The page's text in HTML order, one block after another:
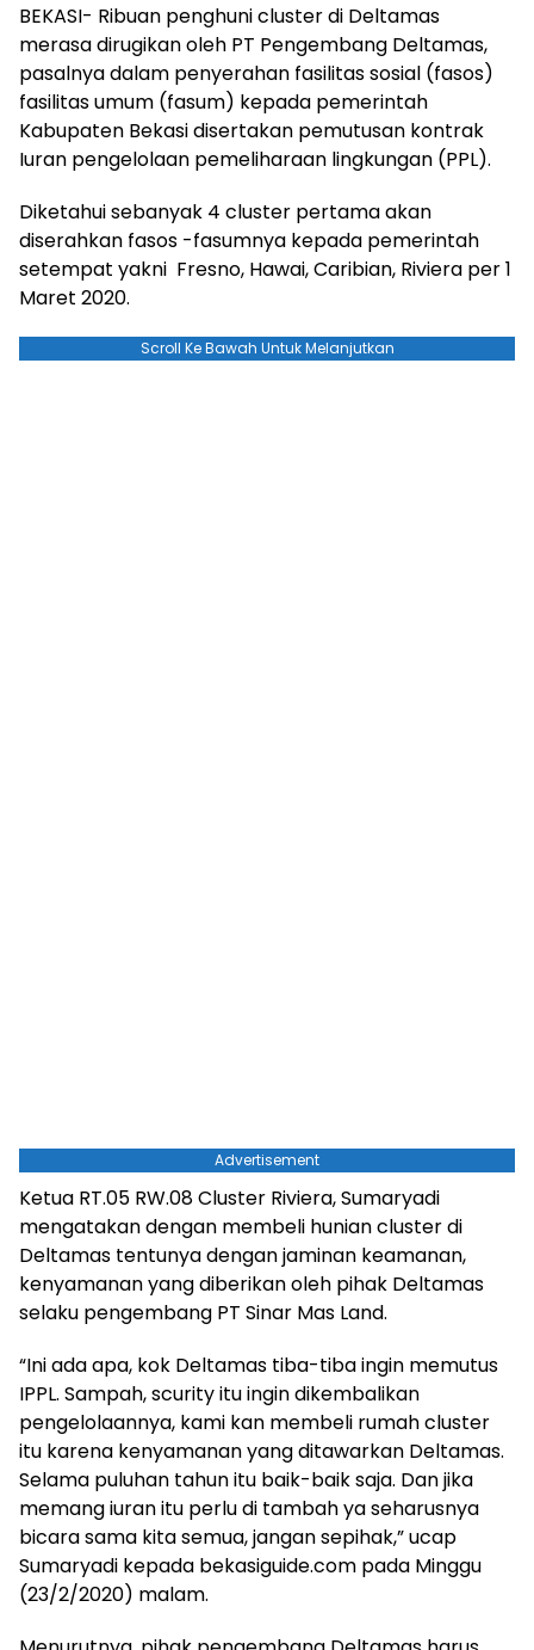
BEKASI- Ribuan penghuni cluster di Deltamas
merasa dirugikan oleh PT Pengembang Deltamas,
pasalnya dalam penyerahan fasilitas sosial (fasos)
fasilitas umum (fasum) kepada pemerintah
Kabupaten Bekasi disertakan pemutusan kontrak
Iuran pengelolaan pemeliharaan lingkungan (PPL).
Diketahui sebanyak 4 cluster pertama akan
diserahkan fasos -fasumnya kepada pemerintah
setempat yakni Fresno, Hawai, Caribian, Riviera per 1
Maret 2020.
Scroll Ke Bawah Untuk Melanjutkan
Advertisement
Ketua RT.05 RW.08 Cluster Riviera, Sumaryadi
mengatakan dengan membeli hunian cluster di
Deltamas tentunya dengan jaminan keamanan,
kenyamanan yang diberikan oleh pihak Deltamas
selaku pengembang PT Sinar Mas Land.
“Ini ada apa, kok Deltamas tiba-tiba ingin memutus
IPPL. Sampah, scurity itu ingin dikembalikan
pengelolaannya, kami kan membeli rumah cluster
itu karena kenyamanan yang ditawarkan Deltamas.
Selama puluhan tahun itu baik-baik saja. Dan jika
memang iuran itu perlu di tambah ya seharusnya
bicara sama kita semua, jangan sepihak,” ucap
Sumaryadi kepada bekasiguide.com pada Minggu
(23/2/2020) malam.